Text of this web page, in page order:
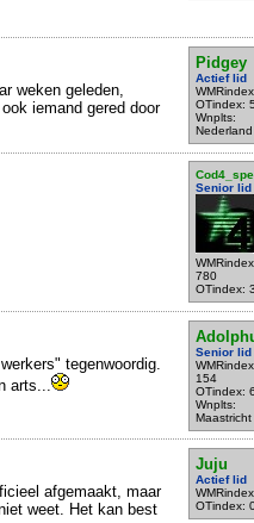
Pidgey
Actief lid
OTindex:
Wnplts:
Nederland
weken geleden,
iemand gered door
Senior lid
780
OTindex:
Senior lid
154
OTindex:
Wnplts:
Maastricht
tegenwoordig.
arts...
Juju
Actief lid
OTindex:
afgemaakt, maar
weet. Het kan best